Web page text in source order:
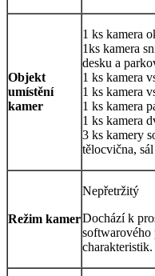
Objekt
umístění
kamer
1 ks kamera
1ks kamera
desku a
1 ks kamera
1 ks kamera
1 ks kamera
1 ks kamera
3 ks kamery
tělocvična,
Režim kamer
Nepřetržitý
Dochází k
softwarového
charakteristik.